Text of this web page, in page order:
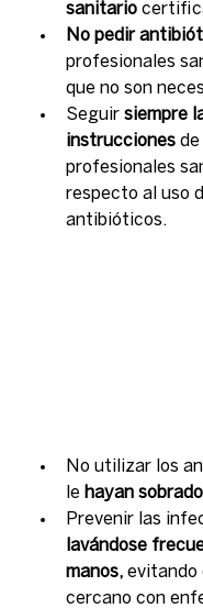
sanitario
No pedir
profesionales
que no son
Seguir siempre
instrucciones de
profesionales
respecto al uso
antibióticos.
No utilizar los
le hayan
Prevenir las
lavándose
manos, evitando
cercano con